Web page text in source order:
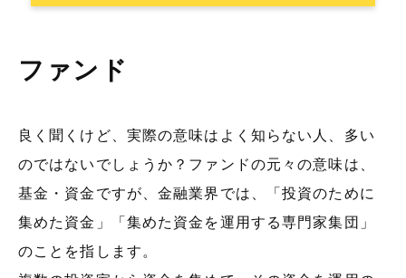
ファンド
良く聞くけど、実際の意味はよく知らない人、多い
のではないでしょうか？ファンドの元々の意味は、
基金・資金ですが、金融業界では、「投資のために
集めた資金」「集めた資金を運用する専門家集団」
のことを指します。